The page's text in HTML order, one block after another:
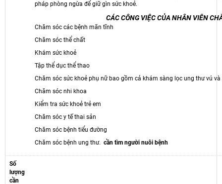
pháp phòng ngừa để giữ gìn sức khoẻ.
CÁC CÔNG VIỆC CỦA NHÂN VIÊN
Chăm sóc các bệnh mãn tĩnh
Chăm sóc thể chất
Khám sức khoẻ
Tập thể dục thể thao
Chăm sóc sức khoẻ phụ nữ bao gồm cả khám sàng lọc ung thư vú
Chăm sóc nhi khoa
Kiểm tra sức khoẻ trẻ em
Chăm sóc y tế thai sản
Chăm sóc bệnh tiểu đường
Chăm sóc bệnh ung thư. cần tìm người nuôi bệnh
Số
lượng
cần